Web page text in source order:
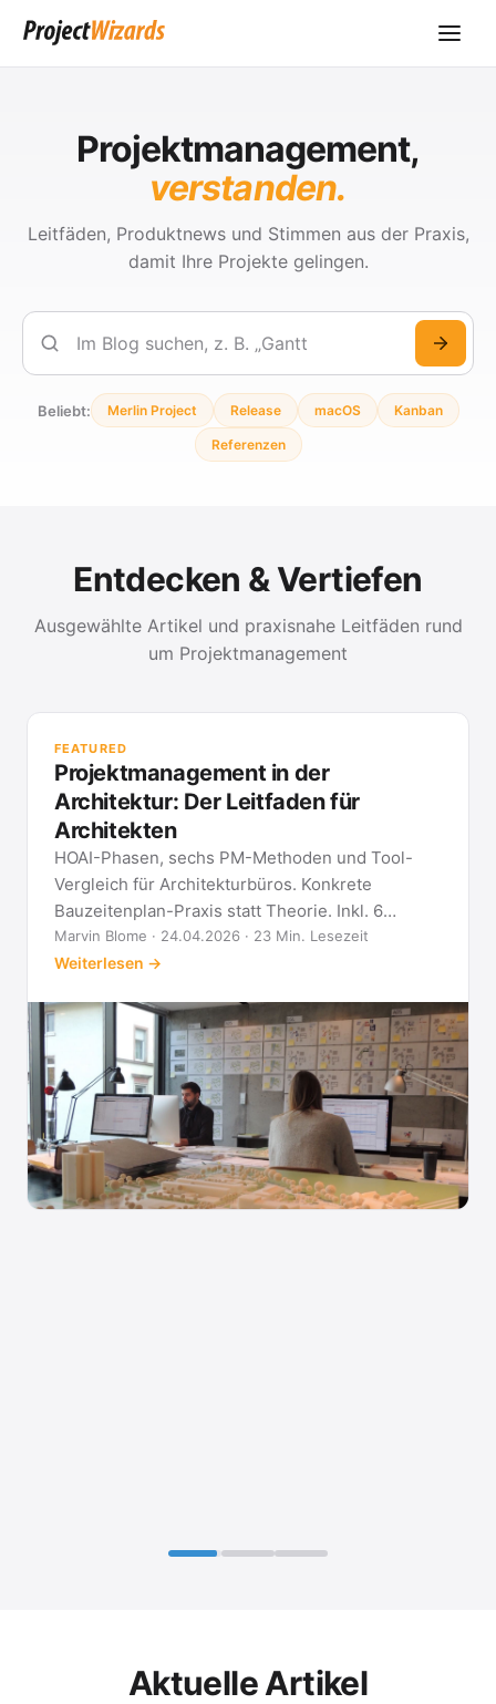
Projektmanagement,
verstanden.
Leitfäden, Produktnews und Stimmen aus der Praxis,
damit Ihre Projekte gelingen.
Suchen
Beliebt: Merlin Project Release macOS Kanban
Referenzen
Entdecken & Vertiefen
Ausgewählte Artikel und praxisnahe Leitfäden rund
um Projektmanagement
FEATURED
Projektmanagement in der
Architektur: Der Leitfaden für
Architekten
HOAI-Phasen, sechs PM-Methoden und Tool-
Vergleich für Architekturbüros. Konkrete
Bauzeitenplan-Praxis statt Theorie. Inkl. 6
Architekten-FAQ.
Marvin Blome · 24.04.2026 · 23 Min. Lesezeit
Weiterlesen →
Aktuelle Artikel